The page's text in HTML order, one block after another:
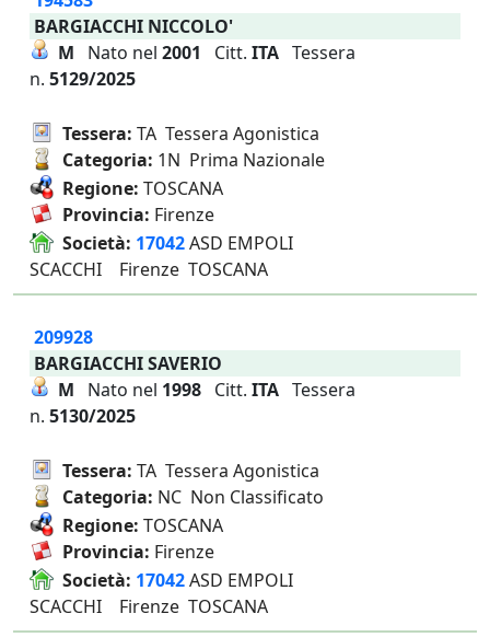
BARGIACCHI NICCOLO'
M Nato nel 2001 Citt. ITA Tessera
n. 5129/2025
Tessera: TA Tessera Agonistica
Categoria: 1N Prima Nazionale
Regione: TOSCANA
Provincia: Firenze
Società: 17042ASD EMPOLI
SCACCHI Firenze TOSCANA
209928
BARGIACCHI SAVERIO
M Nato nel 1998 Citt. ITA Tessera
n. 5130/2025
Tessera: TA Tessera Agonistica
Categoria: NC Non Classificato
Regione: TOSCANA
Provincia: Firenze
Società: 17042ASD EMPOLI
SCACCHI Firenze TOSCANA